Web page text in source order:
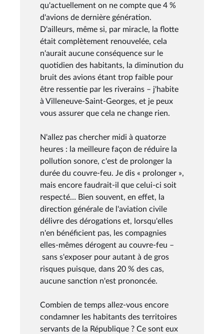
qu'actuellement on ne compte que 4 %
d'avions de dernière génération.
D'ailleurs, même si, par miracle, la flotte
était complètement renouvelée, cela
n'aurait aucune conséquence sur le
quotidien des habitants, la diminution du
bruit des avions étant trop faible pour
être ressentie par les riverains – j'habite
à Villeneuve-Saint-Georges, et je peux
vous assurer que cela ne change rien.
N'allez pas chercher midi à quatorze
heures : la meilleure façon de réduire la
pollution sonore, c'est de prolonger la
durée du couvre-feu. Je dis « prolonger »,
mais encore faudrait-il que celui-ci soit
respecté… Bien souvent, en effet, la
direction générale de l'aviation civile
délivre des dérogations et, lorsqu'elles
n'en bénéficient pas, les compagnies
elles-mêmes dérogent au couvre-feu –
sans s'exposer pour autant à de gros
risques puisque, dans 20 % des cas,
aucune sanction n'est prononcée.
Combien de temps allez-vous encore
condamner les habitants des territoires
servants de la République ? Ce sont eux